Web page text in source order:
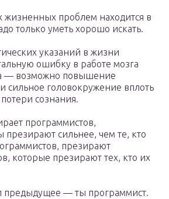
жизненных проблем находится в
только уметь хорошо искать.
указаний в жизни
ошибку в работе мозга
— возможно повышение
сильное головокружение вплоть
сознания.
программистов,
презирают сильнее, чем те, кто
презирают
которые презирают тех, кто их
предыдущее — ты программист.